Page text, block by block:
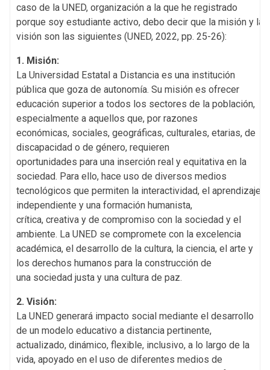
caso de la UNED, organización a la que he registrado
porque soy estudiante activo, debo decir que la misión y la
visión son las siguientes (UNED, 2022, pp. 25-26):
1. Misión:
La Universidad Estatal a Distancia es una institución
pública que goza de autonomía. Su misión es ofrecer
educación superior a todos los sectores de la población,
especialmente a aquellos que, por razones
económicas, sociales, geográficas, culturales, etarias, de
discapacidad o de género, requieren
oportunidades para una inserción real y equitativa en la
sociedad. Para ello, hace uso de diversos medios
tecnológicos que permiten la interactividad, el aprendizaje
independiente y una formación humanista,
crítica, creativa y de compromiso con la sociedad y el
ambiente. La UNED se compromete con la excelencia
académica, el desarrollo de la cultura, la ciencia, el arte y
los derechos humanos para la construcción de
una sociedad justa y una cultura de paz.
2. Visión:
La UNED generará impacto social mediante el desarrollo
de un modelo educativo a distancia pertinente,
actualizado, dinámico, flexible, inclusivo, a lo largo de la
vida, apoyado en el uso de diferentes medios de